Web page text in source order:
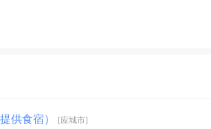
供食宿） [应城市]